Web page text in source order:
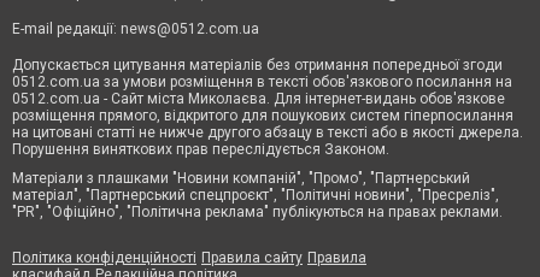
E-mail редакції: news@0512.com.ua
Допускається цитування матеріалів без отримання попередньої згоди
0512.com.ua за умови розміщення в тексті обов'язкового посилання на
0512.com.ua - Сайт міста Миколаєва. Для інтернет-видань обов'язкове
розміщення прямого, відкритого для пошукових систем гіперпосилання
на цитовані статті не нижче другого абзацу в тексті або в якості джерела.
Порушення виняткових прав переслідується Законом.
Матеріали з плашками "Новини компаній", "Промо", "Партнерський
матеріал", "Партнерський спецпроєкт", "Політичні новини", "Пресреліз",
"PR", "Офіційно", "Політична реклама" публікуються на правах реклами.
Політика конфіденційності Правила сайту Правила